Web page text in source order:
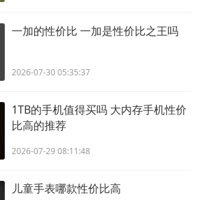
一加的性价比 一加是性价比之王吗
2026-07-30 05:35:37
1TB的手机值得买吗 大内存手机性价
比高的推荐
2026-07-29 08:11:48
儿童手表哪款性价比高